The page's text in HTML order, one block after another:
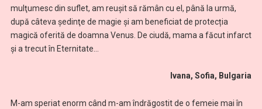
mulţumesc din suflet, am reuşit să rămân cu el, până la urmă,
după câteva şedinţe de magie și am beneficiat de protecția
magică oferită de doamna Venus. De ciudă, mama a făcut infarct
și a trecut în Eternitate…
Ivana, Sofia, Bulgaria
M-am speriat enorm când m-am îndrăgostit de o femeie mai în